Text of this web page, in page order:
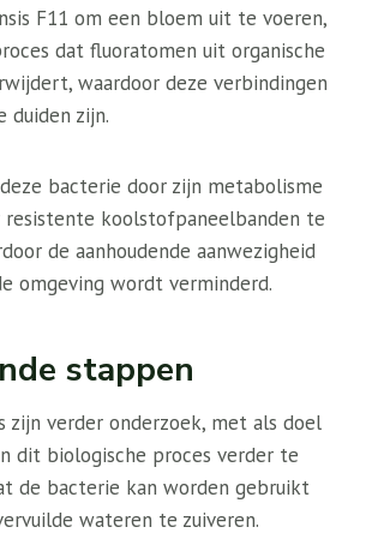
F11 om een ​​bloem uit te voeren,
dat fluoratomen uit organische
waardoor deze verbindingen
duiden zijn.
bacterie door zijn metabolisme
resistente koolstofpaneelbanden te
de aanhoudende aanwezigheid
omgeving wordt verminderd.
stappen
zijn verder onderzoek, met als doel
dit biologische proces verder te
de bacterie kan worden gebruikt
wateren te zuiveren.